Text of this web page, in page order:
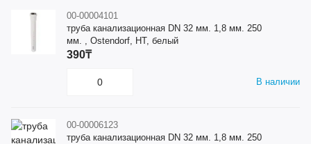
00-00004101
труба канализационная DN 32 мм. 1,8 мм. 250
мм. , Ostendorf, HT, белый
В наличии
390₸
00-00006123
труба канализационная DN 32 мм. 1,8 мм. 250